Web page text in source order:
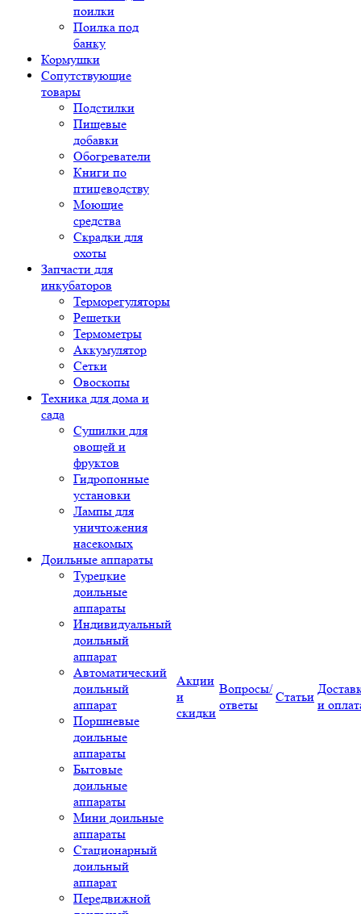
поилки
Поилка под
банку
Кормушки
Сопутствующие
товары
Подстилки
Пищевые
добавки
Обогреватели
Книги по
птицеводству
Моющие
средства
Скрадки для
охоты
Запчасти для
инкубаторов
Терморегуляторы
Решетки
Термометры
Аккумулятор
Сетки
Овоскопы
Техника для дома и
сада
Сушилки для
овощей и
фруктов
Гидропонные
установки
Лампы для
уничтожения
насекомых
Доильные аппараты
Турецкие
доильные
аппараты
Индивидуальный
доильный
аппарат
Автоматический
доильный
аппарат
Поршневые
доильные
аппараты
Бытовые
доильные
аппараты
Мини доильные
аппараты
Стационарный
доильный
аппарат
Передвижной
Акции
и
скидки
Вопросы/
ответы
Статьи
и